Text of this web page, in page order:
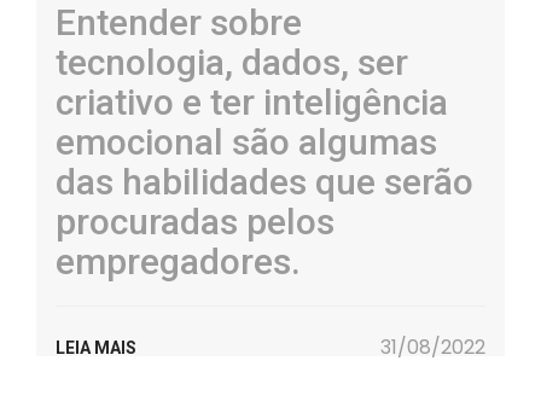
Entender sobre
tecnologia, dados, ser
criativo e ter inteligência
emocional são algumas
das habilidades que serão
procuradas pelos
empregadores.
LEIA MAIS 31/08/2022